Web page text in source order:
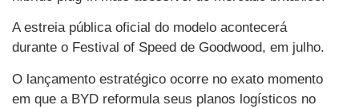
A estreia pública oficial do modelo acontecerá
durante o Festival of Speed de Goodwood, em julho.
O lançamento estratégico ocorre no exato momento
em que a BYD reformula seus planos logísticos no